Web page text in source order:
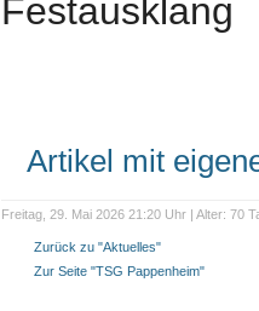
Festausklang
Artikel mit
Freitag, 29. Mai 2026 21:20 Uhr | Alter: 70
Zurück zu "Aktuelles"
Zur Seite "TSG Pappenheim"